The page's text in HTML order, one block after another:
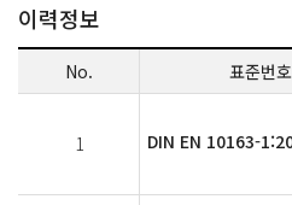
이력정보
No. 표준번호
1 DIN EN 10163-